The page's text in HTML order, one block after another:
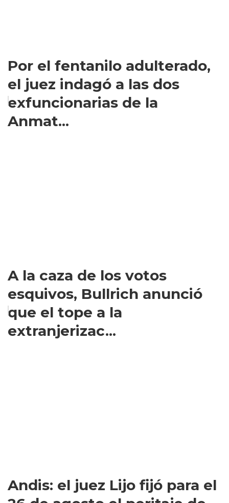
Por el fentanilo adulterado,
el juez indagó a las dos
exfuncionarias de la
Anmat...
A la caza de los votos
esquivos, Bullrich anunció
que el tope a la
extranjerizac...
Andis: el juez Lijo fijó para el